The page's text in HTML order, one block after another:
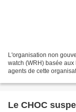
L'organisation non
watch (WRH) basée
agents de cette
Le CHOC